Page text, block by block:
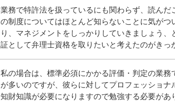
業務で特許法を扱っているにも関わらず、読ん
の制度についてはほとんど知らないことに気が
り、マネジメントをしっかりしていきましょう
証として弁理士資格を取りたいと考えたのがきっ
私の場合は、標準必須にかかる評価・判定の業
が多いのですが、彼らに対してプロフェッショ
知財知識が必要になりますので勉強する必要が